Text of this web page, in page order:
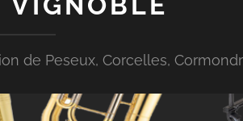
de Peseux, Corcelles,